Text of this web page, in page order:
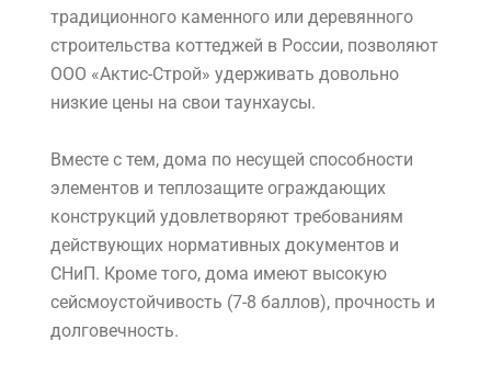
традиционного каменного или деревянного
строительства коттеджей в России, позволяют
ООО «Актис-Строй» удерживать довольно
низкие цены на свои таунхаусы.
Вместе с тем, дома по несущей способности
элементов и теплозащите ограждающих
конструкций удовлетворяют требованиям
действующих нормативных документов и
СНиП. Кроме того, дома имеют высокую
сейсмоустойчивость (7-8 баллов), прочность и
долговечность.